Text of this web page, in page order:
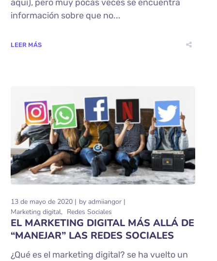
aquí), pero muy pocas veces se encuentra
información sobre que no...
LEER MÁS
13 de mayo de 2020 by admiiangor
Marketing digital
Redes Sociales
EL MARKETING DIGITAL MÁS ALLÁ DE
“MANEJAR” LAS REDES SOCIALES
¿Qué es el marketing digital? se ha vuelto un